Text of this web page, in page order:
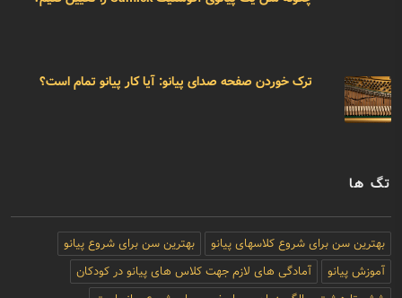
تعیین سن پیانوی آکوستیک Kawai
ترک خوردن صفحه صدای پیانو: آیا کار پیانو تمام است؟